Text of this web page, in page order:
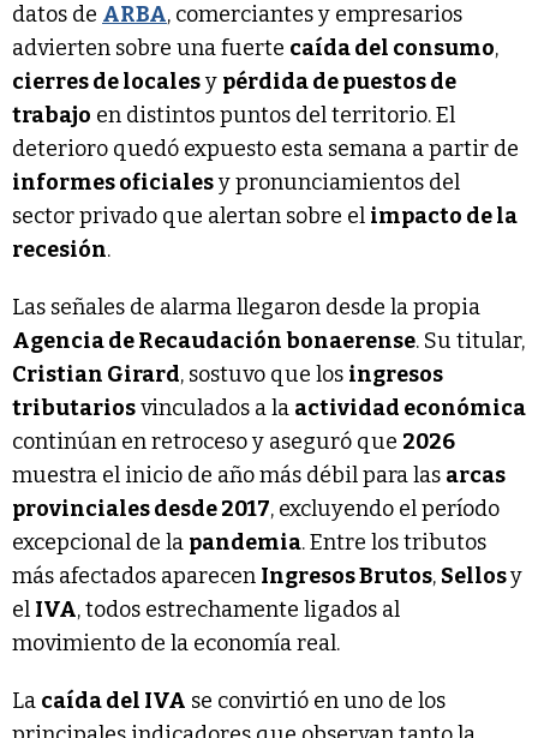
datos de ARBA, comerciantes y empresarios
advierten sobre una fuerte caída del consumo,
cierres de localesy pérdida de puestos de
trabajo en distintos puntos del territorio. El
deterioro quedó expuesto esta semana a partir de
informes oficialesy pronunciamientos del
sector privado que alertan sobre el impacto de la
recesión.
Las señales de alarma llegaron desde la propia
Agencia de Recaudación bonaerense. Su titular,
Cristian Girard, sostuvo que los ingresos
tributariosvinculados a la actividad económica
continúan en retroceso y aseguró que 2026
muestra el inicio de año más débil para las arcas
provinciales desde 2017, excluyendo el período
excepcional de la pandemia. Entre los tributos
más afectados aparecen Ingresos Brutos, Sellosy
el IVA, todos estrechamente ligados al
movimiento de la economía real.
La caída del IVA se convirtió en uno de los